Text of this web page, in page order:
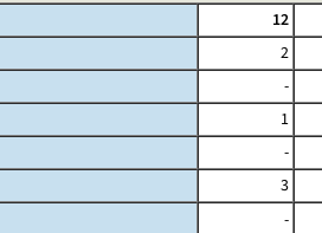
12
2
-
1
-
3
-